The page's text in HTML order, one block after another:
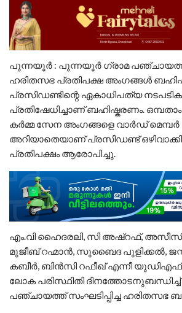
പുന്നയൂർ : പുന്നയൂർ ഗ്രാമ
ഹരിതസഭ പ്രതിപക്ഷ അംഗങ്ങൾ
പ്രസിഡണ്ടിന്റെ ഏകാധിപത്യ
പ്രതിഷേധിച്ചാണ് ബഹിഷ്കരണം.
കർമ്മ സേന അംഗങ്ങളെ വാർഡ്
അറിയാതെയാണ് പ്രസിഡണ്ട്‌
പ്രതിപക്ഷം ആരോപിച്ചു.
എം.വി ഹൈദരലി, സി അഷ്റഫ്, അസീസ്
മുജീബ് റഹ്മാൻ, സുബൈദ പുളിക്കൽ,
കബീർ, ബിന്‍സി റഫീഖ് എന്നീ
ലോക പരിസ്ഥിതി
പഞ്ചായത്ത് സംഘടിപ്പിച്ച ഹരിതസഭ